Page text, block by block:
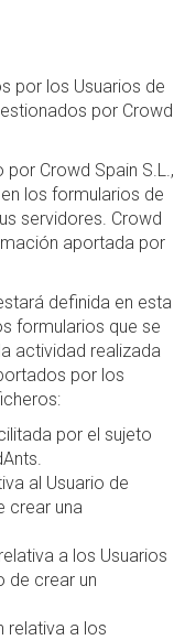
por los Usuarios de
por Crowd
Crowd Spain S.L.,
los formularios de
servidores. Crowd
aportada por
definida en esta
formularios que se
actividad realizada
por los
por el sujeto
al Usuario de
crear una
a los Usuarios
de crear un
relativa a los